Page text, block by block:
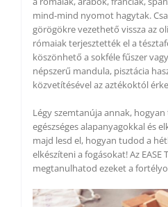
mind-mind nyomot hagytak.
görögökre vezethető vissza az
rómaiak terjesztették el a
köszönhető a sokféle fűszer
népszerű mandula, pisztácia
közvetítésével az aztékoktól
Légy szemtanúja annak, hogyan
egészséges alapanyagokkal és
majd lesd el, hogyan tudod a
elkészíteni a fogásokat! Az EASE
megtanulhatod ezeket a